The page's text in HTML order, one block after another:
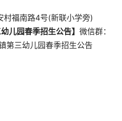
村福南路4号(新联小学旁)
儿园春季招生公告】 微信群：